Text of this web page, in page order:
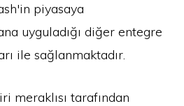
piyasaya
uyguladığı diğer entegre
ile sağlanmaktadır.
meraklısı tarafından